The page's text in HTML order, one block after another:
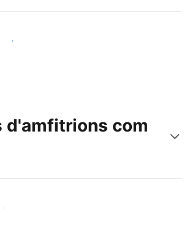
clients avui mateix
d'amfitrions com
com tu